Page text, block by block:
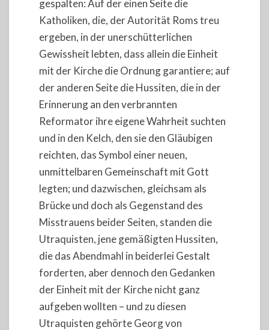
gespalten: Auf der einen Seite die
Katholiken, die, der Autorität Roms treu
ergeben, in der unerschütterlichen
Gewissheit lebten, dass allein die Einheit
mit der Kirche die Ordnung garantiere; auf
der anderen Seite die Hussiten, die in der
Erinnerung an den verbrannten
Reformator ihre eigene Wahrheit suchten
und in den Kelch, den sie den Gläubigen
reichten, das Symbol einer neuen,
unmittelbaren Gemeinschaft mit Gott
legten; und dazwischen, gleichsam als
Brücke und doch als Gegenstand des
Misstrauens beider Seiten, standen die
Utraquisten, jene gemäßigten Hussiten,
die das Abendmahl in beiderlei Gestalt
forderten, aber dennoch den Gedanken
der Einheit mit der Kirche nicht ganz
aufgeben wollten – und zu diesen
Utraquisten gehörte Georg von